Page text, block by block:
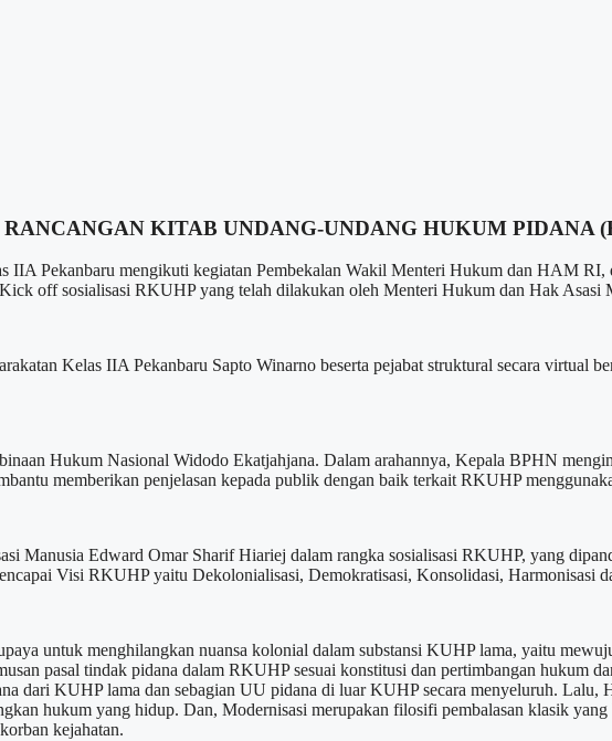
KITAB UNDANG-UNDANG HUKUM PIDANA
Pekanbaru mengikuti kegiatan Pembekalan Wakil Menteri Hukum dan HAM RI,
off sosialisasi RKUHP yang telah dilakukan oleh Menteri Hukum dan Hak Asasi
Kelas IIA Pekanbaru Sapto Winarno beserta pejabat struktural secara virtual
Hukum Nasional Widodo Ekatjahjana. Dalam arahannya, Kepala BPHN
memberikan penjelasan kepada publik dengan baik terkait RKUHP
Manusia Edward Omar Sharif Hiariej dalam rangka sosialisasi RKUHP, yang
Visi RKUHP yaitu Dekolonialisasi, Demokratisasi, Konsolidasi, Harmonisasi
untuk menghilangkan nuansa kolonial dalam substansi KUHP lama, yaitu
pasal tindak pidana dalam RKUHP sesuai konstitusi dan pertimbangan hukum
dari KUHP lama dan sebagian UU pidana di luar KUHP secara menyeluruh. Lalu,
hukum yang hidup. Dan, Modernisasi merupakan filosifi pembalasan klasik
kejahatan.